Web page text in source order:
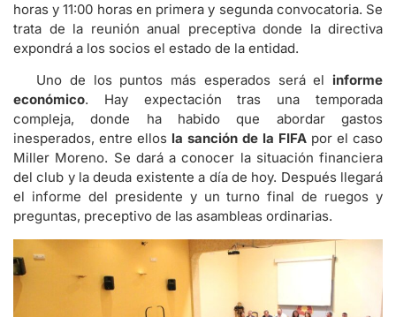
horas y 11:00 horas en primera y segunda convocatoria. Se
trata de la reunión anual preceptiva donde la directiva
expondrá a los socios el estado de la entidad.
Uno de los puntos más esperados será el informe
económico. Hay expectación tras una temporada
compleja, donde ha habido que abordar gastos
inesperados, entre ellos la sanción de la FIFA por el caso
Miller Moreno. Se dará a conocer la situación financiera
del club y la deuda existente a día de hoy. Después llegará
el informe del presidente y un turno final de ruegos y
preguntas, preceptivo de las asambleas ordinarias.